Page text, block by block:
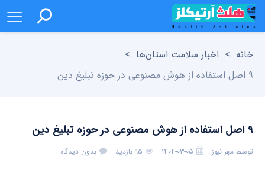
خانه > اخبار سلامت استان‌ها >
۹ اصل استفاده از هوش مصنوعی در حوزه تبلیغ دین
۹ اصل استفاده از هوش مصنوعی در حوزه تبلیغ دین
توسط مهر نیوز ۱۴۰۴-۰۳-۰۵ ۹۵ بازدید بدون دیدگاه